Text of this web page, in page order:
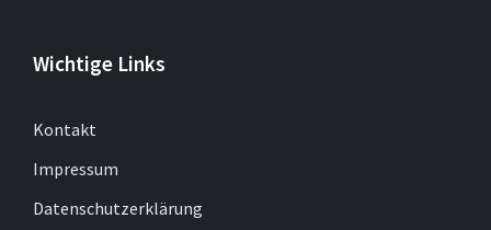
Wichtige Links
Kontakt
Impressum
Datenschutzerklärung